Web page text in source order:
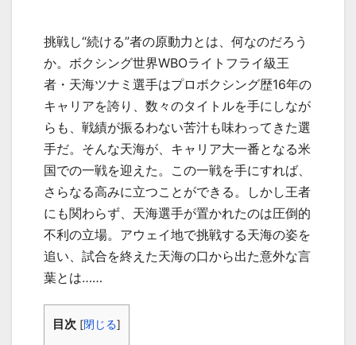
挑戦し“続ける”者の原動力とは、何なのだろう
か。ボクシング世界WBOライトフライ級王
者・天海ツナミ選手はプロボクシング歴16年の
キャリアを誇り、数々のタイトルを手にしなが
らも、戦績が振るわない苦汁も味わってきた選
手だ。そんな天海が、キャリア大一番となる米
国での一戦を迎えた。この一戦を手にすれば、
さらなる高みに立つことができる。しかし王者
にも関わらず、天海選手が置かれたのは圧倒的
不利の立場。アウェイ地で挑戦する天海の姿を
追い、試合を終えた天海の口から出た意外な言
葉とは……
目次 [閉じる]